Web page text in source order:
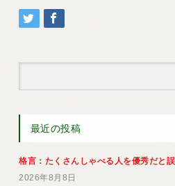
最近の投稿
格言：たくさんしゃべる人を優秀だと
2026年8月8日